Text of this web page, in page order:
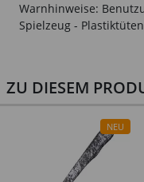
Warnhinweise:
Spielzeug -
ZU DIESEM
NEU